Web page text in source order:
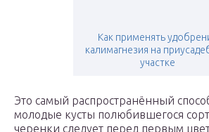
Как применять
калимагнезия на
участке
Это самый распространённый
молодые кусты полюбившегося
черенки следует перед первым